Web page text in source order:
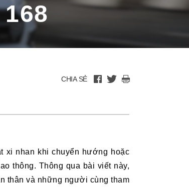
CHIA SẺ
xi nhan khi chuyển hướng hoặc
thông. Thông qua bài viết này,
thân và những người cùng tham